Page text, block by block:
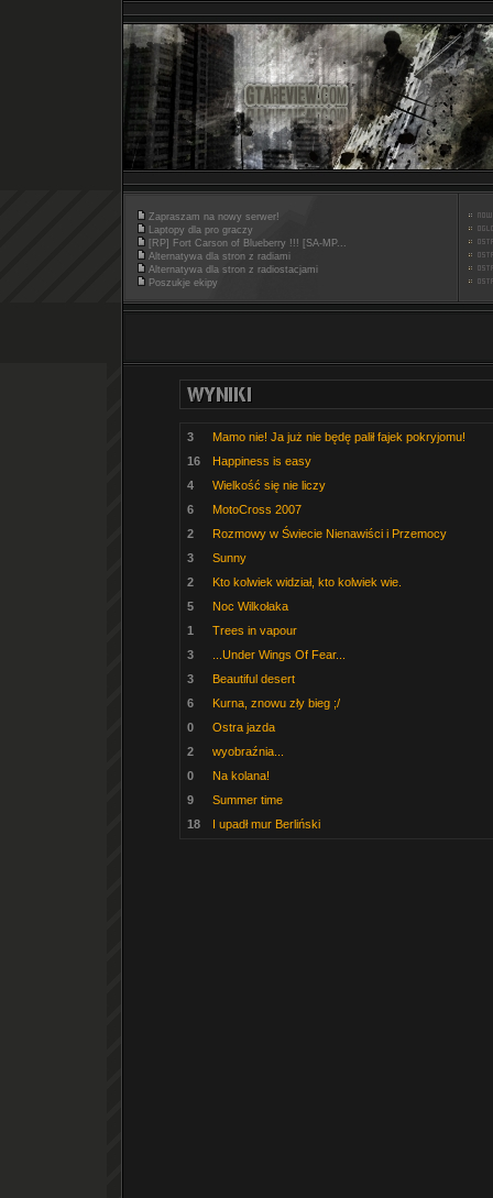
Zapraszam na nowy serwer!
Laptopy dla pro graczy
[RP] Fort Carson of Blueberry !!! [SA-MP...
Alternatywa dla stron z radiami
Alternatywa dla stron z radiostacjami
Poszukje ekipy
3
Mamo nie! Ja już nie będę palił fajek pokryjomu!
16
Happiness is easy
4
Wielkość się nie liczy
6
MotoCross 2007
2
Rozmowy w Świecie Nienawiści i Przemocy
3
Sunny
2
Kto kolwiek widział, kto kolwiek wie.
5
Noc Wilkołaka
1
Trees in vapour
3
...Under Wings Of Fear...
3
Beautiful desert
6
Kurna, znowu zły bieg ;/
0
Ostra jazda
2
wyobraźnia...
0
Na kolana!
9
Summer time
18
I upadł mur Berliński